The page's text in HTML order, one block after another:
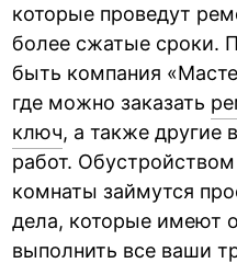
которые проведут
более сжатые сроки.
быть компания
где можно заказать
ключ, а также другие
работ.
комнаты займутся
дела, которые имеют
выполнить все ваши